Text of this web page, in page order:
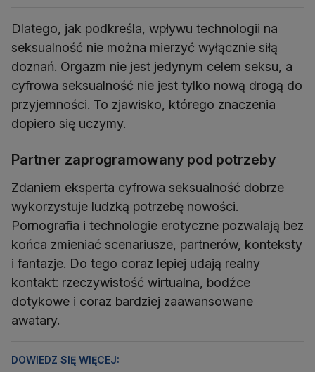
Dlatego, jak podkreśla, wpływu technologii na
seksualność nie można mierzyć wyłącznie siłą
doznań. Orgazm nie jest jedynym celem seksu, a
cyfrowa seksualność nie jest tylko nową drogą do
przyjemności. To zjawisko, którego znaczenia
dopiero się uczymy.
Partner zaprogramowany pod potrzeby
Zdaniem eksperta cyfrowa seksualność dobrze
wykorzystuje ludzką potrzebę nowości.
Pornografia i technologie erotyczne pozwalają bez
końca zmieniać scenariusze, partnerów, konteksty
i fantazje. Do tego coraz lepiej udają realny
kontakt: rzeczywistość wirtualna, bodźce
dotykowe i coraz bardziej zaawansowane
awatary.
DOWIEDZ SIĘ WIĘCEJ: